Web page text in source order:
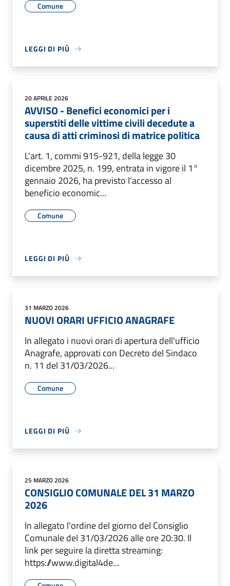
Comune
LEGGI DI PIÙ
20 APRILE 2026
AVVISO - Benefici economici per i
superstiti delle vittime civili decedute a
causa di atti criminosi di matrice politica
L'art. 1, commi 915-921, della legge 30
dicembre 2025, n. 199, entrata in vigore il 1°
gennaio 2026, ha previsto l'accesso al
beneficio economic...
Comune
LEGGI DI PIÙ
31 MARZO 2026
NUOVI ORARI UFFICIO ANAGRAFE
In allegato i nuovi orari di apertura dell'ufficio
Anagrafe, approvati con Decreto del Sindaco
n. 11 del 31/03/2026...
Comune
LEGGI DI PIÙ
25 MARZO 2026
CONSIGLIO COMUNALE DEL 31 MARZO
2026
In allegato l'ordine del giorno del Consiglio
Comunale del 31/03/2026 alle ore 20:30. Il
link per seguire la diretta streaming:
https://www.digital4de...